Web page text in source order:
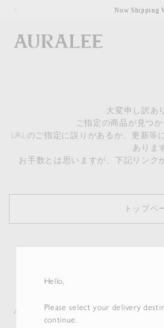
Hello,
Please select your delivery
continue.
Now Shipping
大変申し訳あ
ご指定の商品が見つ
URLのご指定に誤りがあるか、更新等
ありま
お手数とは思いますが、下記リンク
トップペ
AURALEE ITEM